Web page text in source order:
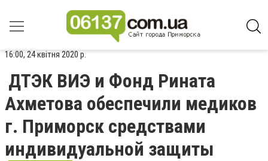
16:00, 24 квітня 2020 р.
ДТЭК ВИЭ и Фонд Рината
Ахметова обеспечили медиков
г. Приморск средствами
индивидуальной защиты